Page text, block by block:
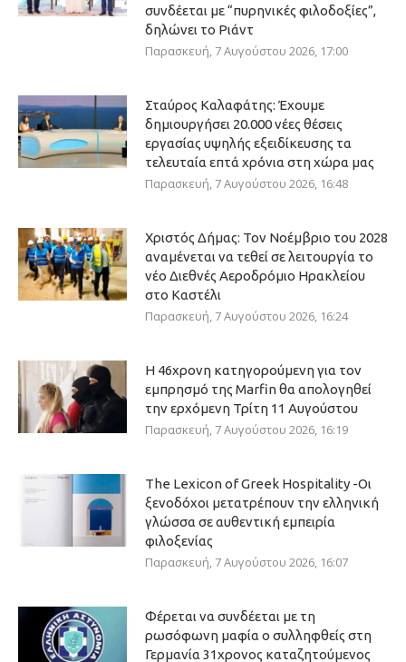
συνδέεται με “πυρηνικές φιλοδοξίες”,
δηλώνει το Ριάντ
Παρασκευή, 7 Αυγούστου 2026, 17:00
Σταύρος Καλαφάτης: Έχουμε
δημιουργήσει 20.000 νέες θέσεις
εργασίας υψηλής εξειδίκευσης τα
τελευταία επτά χρόνια στη χώρα μας
Παρασκευή, 7 Αυγούστου 2026, 16:48
Χριστός Δήμας: Τον Νοέμβριο του 2028
αναμένεται να τεθεί σε λειτουργία το
νέο Διεθνές Αεροδρόμιο Ηρακλείου
στο Καστέλι
Παρασκευή, 7 Αυγούστου 2026, 16:24
Η 46χρονη κατηγορούμενη για τον
εμπρησμό της Marfin θα απολογηθεί
την ερχόμενη Τρίτη 11 Αυγούστου
Παρασκευή, 7 Αυγούστου 2026, 16:19
The Lexicon of Greek Hospitality -Οι
ξενοδόχοι μετατρέπουν την ελληνική
γλώσσα σε αυθεντική εμπειρία
φιλοξενίας
Παρασκευή, 7 Αυγούστου 2026, 16:07
Φέρεται να συνδέεται με τη
ρωσόφωνη μαφία ο συλληφθείς στη
Γερμανία 31χρονος καταζητούμενος